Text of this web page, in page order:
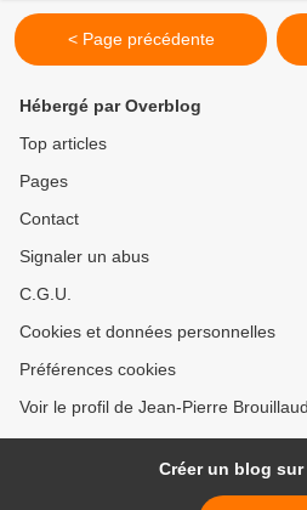
< Page précédente
Hébergé par Overblog
Top articles
Pages
Contact
Signaler un abus
C.G.U.
Cookies et données personnelles
Préférences cookies
Voir le profil de Jean-Pierre
Créer un blog